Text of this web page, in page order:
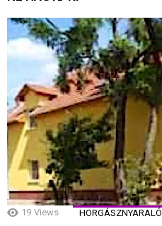
19 Views HORGÁSZNYARALÓ